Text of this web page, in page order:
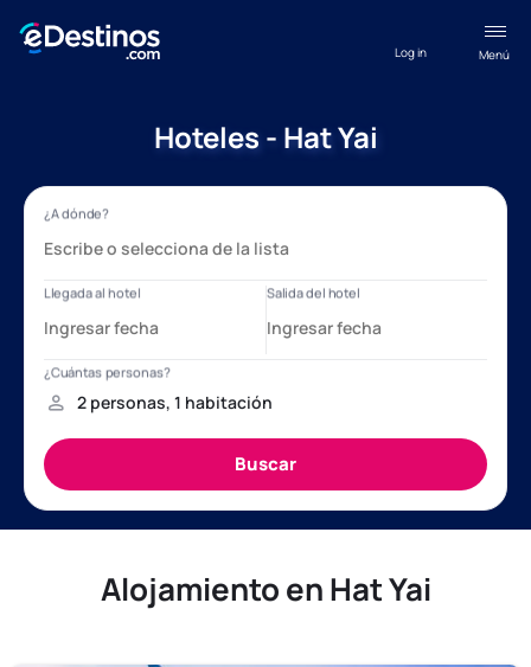
Menú
Log in
Hoteles - Hat Yai
Alojamiento en Hat Yai